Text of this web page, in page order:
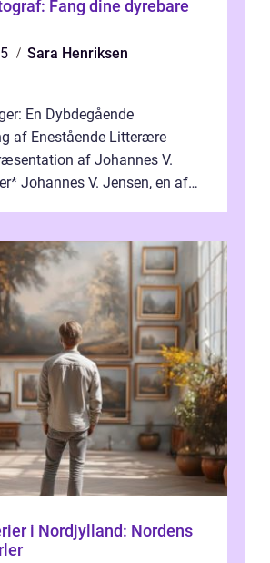
Fang dine dyrebare
Sara Henriksen
En Dybdegående
af Enestående Litterære
af Johannes V.
Johannes V. Jensen, en af
i Nordjylland: Nordens